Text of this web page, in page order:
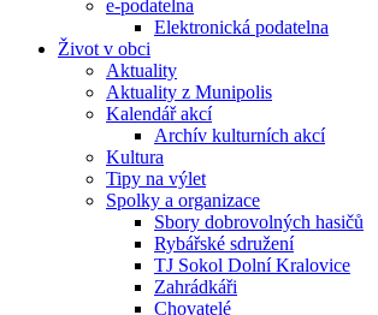
e-podatelna
Elektronická podatelna
Život v obci
Aktuality
Aktuality z Munipolis
Kalendář akcí
Archív kulturních akcí
Kultura
Tipy na výlet
Spolky a organizace
Sbory dobrovolných hasičů
Rybářské sdružení
TJ Sokol Dolní Kralovice
Zahrádkáři
Chovatelé